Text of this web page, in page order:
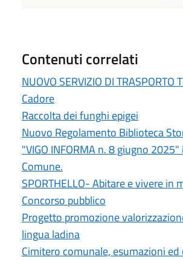
Contenuti correlati
NUOVO SERVIZIO DI TRASPORTO
Cadore
Raccolta dei funghi epigei
Nuovo Regolamento Biblioteca
"VIGO INFORMA n. 8 giugno
Comune.
SPORTHELLO- Abitare e vivere in
Concorso pubblico
Progetto promozione
lingua ladina
Cimitero comunale, esumazioni